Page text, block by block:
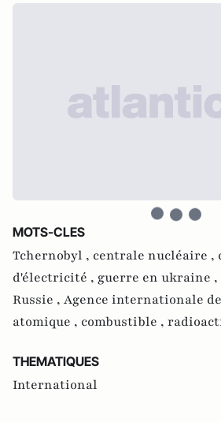
MOTS-CLES
Tchernobyl , centrale nucléaire ,
d'électricité , guerre en ukraine ,
Russie , Agence internationale
atomique , combustible ,
THEMATIQUES
International